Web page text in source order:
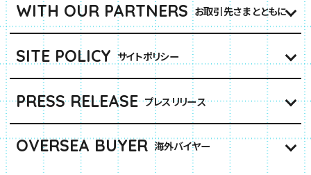
WITH OUR PARTNERS お取引先さまとともに
SITE POLICY サイトポリシー
PRESS RELEASE プレスリリース
OVERSEA BUYER 海外バイヤー